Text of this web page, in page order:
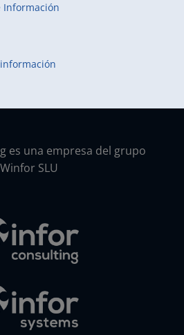
Información
es una empresa del grupo
Winfor SLU